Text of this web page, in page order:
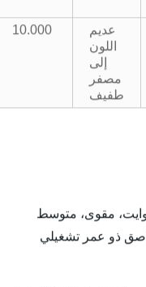
عديم
اللون
إلى
مصفر
طفيف
10.000
مقوى، متوسط
ذو عمر تشغيلي